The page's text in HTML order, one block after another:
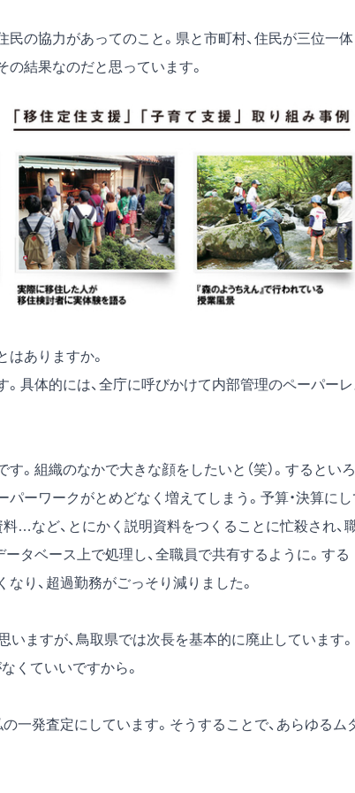
の協力があってのこと。県と市町村、住民が三位一
結果なのだと思っています。
ありますか。
具体的には、全庁に呼びかけて内部管理のペーパー
。組織のなかで大きな顔をしたいと（笑）。するといろ
ーワークがとめどなく増えてしまう。予算・決算に
…など、とにかく説明資料をつくることに忙殺され、
タベース上で処理し、全職員で共有するように。する
り、超過勤務がごっそり減りました。
ますが、鳥取県では次長を基本的に廃止しています。
くていいですから。
一発査定にしています。そうすることで、あらゆるム